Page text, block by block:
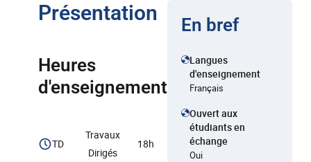
Présentation
Heures
d'enseignement
TD
Travaux
Dirigés
18h
En bref
Langues
d'enseignement
Français
Ouvert aux
étudiants en
échange
Oui